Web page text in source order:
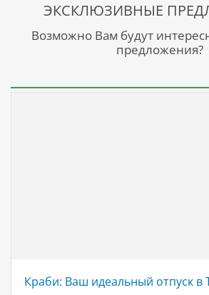
ЭКСКЛЮЗИВНЫЕ
Возможно Вам будут
предложения?
Краби: Ваш идеальный отпуск в